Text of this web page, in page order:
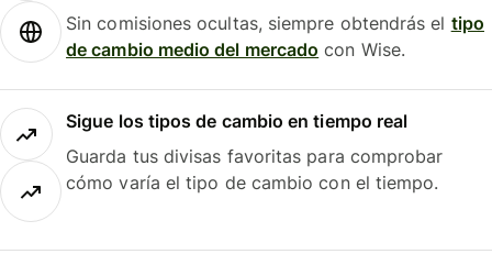
Sin comisiones ocultas, siempre obtendrás el tipo
de cambio medio del mercado con Wise.
Sigue los tipos de cambio en tiempo real
Guarda tus divisas favoritas para comprobar
cómo varía el tipo de cambio con el tiempo.